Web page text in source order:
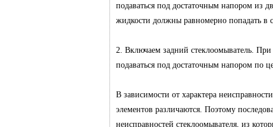
подаваться под достаточным напором из
жидкости должны равномерно попадать в
2. Включаем задний стеклоомыватель.
подаваться под достаточным напором по
В зависимости от характера
элементов различаются. Поэтому
неисправностей стеклоомывателя, из